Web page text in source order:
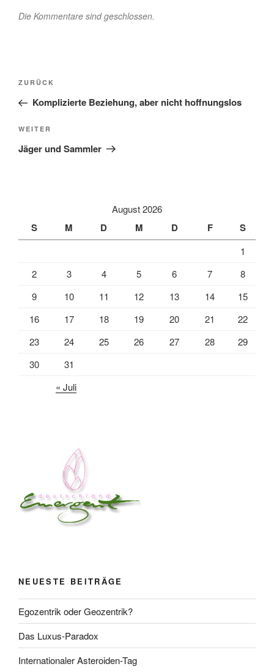
Die Kommentare sind geschlossen.
Beitragsnavigation
Vorheriger
Beitrag
ZURÜCK
Komplizierte Beziehung, aber nicht hoffnungslos
Nächster
Beitrag
WEITER
Jäger und Sammler
August 2026
S M D M D F S
1
2
3 4 5 6 7
8
9
10 11 12 13 14
15
16
17 18 19 20 21
22
23
24 25 26 27 28
29
30
31
« Juli
NEUESTE BEITRÄGE
Egozentrik oder Geozentrik?
Das Luxus-Paradox
Internationaler Asteroiden-Tag